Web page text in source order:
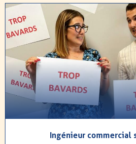
Ingénieur commercial